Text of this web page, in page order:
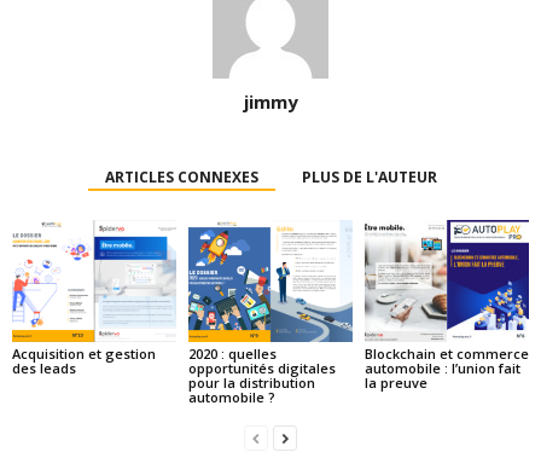
jimmy
ARTICLES CONNEXES PLUS DE L'AUTEUR
Acquisition et gestion
des leads
2020 : quelles
opportunités digitales
pour la distribution
automobile ?
Blockchain et commerce
automobile : l’union fait
la preuve